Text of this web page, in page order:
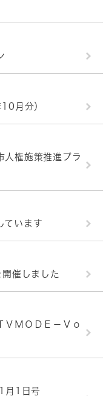
月分）
人権施策推進プラ
ています
催しました
ＶＭＯＤＥ－Ｖｏ
月1日号